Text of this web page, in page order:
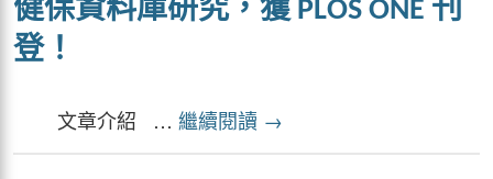
健保資料庫研究，獲 PLOS ONE 刊
登！
文章介紹 … 繼續閱讀 →